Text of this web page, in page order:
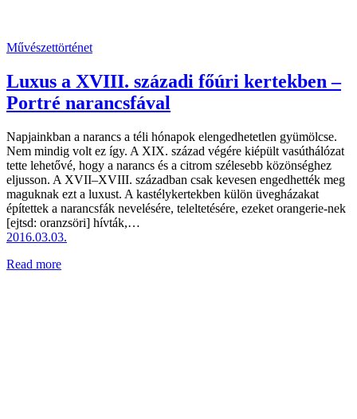
Művészettörténet
Luxus a XVIII. századi főúri kertekben –
Portré narancsfával
Napjainkban a narancs a téli hónapok elengedhetetlen gyümölcse.
Nem mindig volt ez így. A XIX. század végére kiépült vasúthálózat
tette lehetővé, hogy a narancs és a citrom szélesebb közönséghez
eljusson. A XVII–XVIII. században csak kevesen engedhették meg
maguknak ezt a luxust. A kastélykertekben külön üvegházakat
építettek a narancsfák nevelésére, teleltetésére, ezeket orangerie-nek
[ejtsd: oranzsöri] hívták,…
2016.03.03.
Read more